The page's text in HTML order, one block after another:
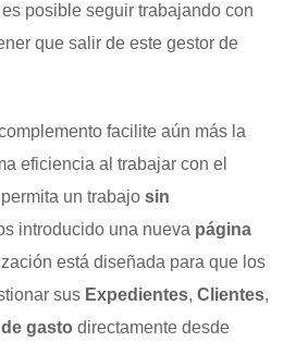
posible seguir trabajando con
que salir de este gestor de
facilite aún más la
eficiencia al trabajar con el
un trabajo sin
introducido una nueva página
está diseñada para que los
sus Expedientes,Clientes,
gasto directamente desde